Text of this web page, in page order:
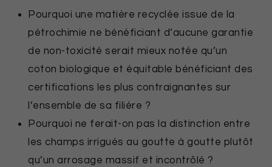
Pourquoi une matière recyclée issue de la
pétrochimie ne bénéficiant d’aucune garantie
de non-toxicité serait mieux notée qu’un
coton biologique et équitable bénéficiant des
certifications les plus contraignantes sur
l’ensemble de sa filière ?
Pourquoi ne ferait-on pas la distinction entre
les champs irrigués au goutte à goutte plutôt
qu’un arrosage massif et incontrôlé ?